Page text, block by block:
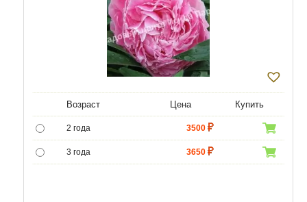
Возраст Цена Купить
2 года 3500
3 года 3650